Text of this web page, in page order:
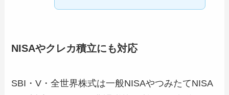
NISAやクレカ積立にも対応
SBI・V・全世界株式は一般NISAやつみたてNISA